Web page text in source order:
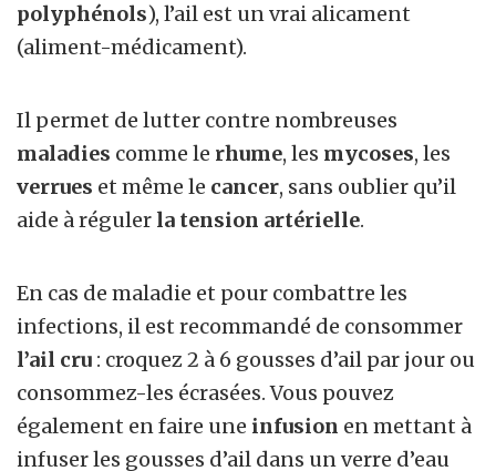
polyphénols), l’ail est un vrai alicament
(aliment-médicament).
Il permet de lutter contre nombreuses
maladies comme le rhume, les mycoses, les
verrues et même le cancer, sans oublier qu’il
aide à réguler la tension artérielle.
En cas de maladie et pour combattre les
infections, il est recommandé de consommer
l’ail cru : croquez 2 à 6 gousses d’ail par jour ou
consommez-les écrasées. Vous pouvez
également en faire une infusion en mettant à
infuser les gousses d’ail dans un verre d’eau